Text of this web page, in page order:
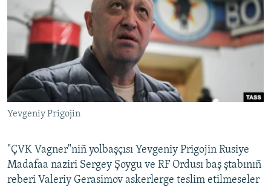
FİKİR
Русский
Українською
QOŞULIÑIZ!
RFE/RS bütün saytları
Yevgeniy Prigojin
"ÇVK Vagner"niñ yolbaşçısı Yevgeniy Prigojin Rusiye
Madafaa naziri Sergey Şoygu ve RF Ordusı baş ştabınıñ
reberi Valeriy Gerasimov askerlerge teslim etilmeseler